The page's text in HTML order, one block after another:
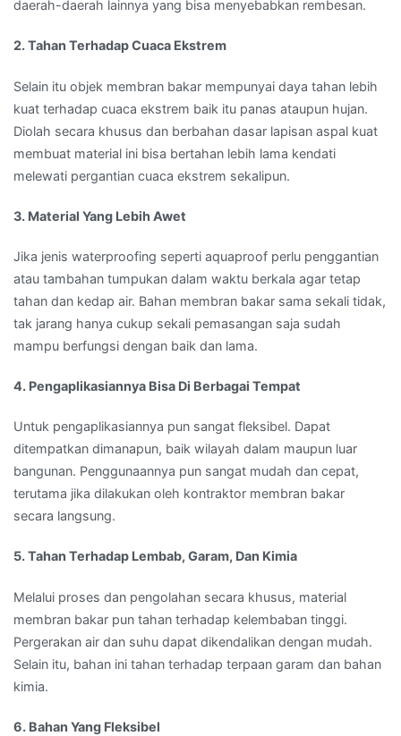
daerah-daerah lainnya yang bisa menyebabkan rembesan.
2. Tahan Terhadap Cuaca Ekstrem
Selain itu objek membran bakar mempunyai daya tahan lebih
kuat terhadap cuaca ekstrem baik itu panas ataupun hujan.
Diolah secara khusus dan berbahan dasar lapisan aspal kuat
membuat material ini bisa bertahan lebih lama kendati
melewati pergantian cuaca ekstrem sekalipun.
3. Material Yang Lebih Awet
Jika jenis waterproofing seperti aquaproof perlu penggantian
atau tambahan tumpukan dalam waktu berkala agar tetap
tahan dan kedap air. Bahan membran bakar sama sekali tidak,
tak jarang hanya cukup sekali pemasangan saja sudah
mampu berfungsi dengan baik dan lama.
4. Pengaplikasiannya Bisa Di Berbagai Tempat
Untuk pengaplikasiannya pun sangat fleksibel. Dapat
ditempatkan dimanapun, baik wilayah dalam maupun luar
bangunan. Penggunaannya pun sangat mudah dan cepat,
terutama jika dilakukan oleh kontraktor membran bakar
secara langsung.
5. Tahan Terhadap Lembab, Garam, Dan Kimia
Melalui proses dan pengolahan secara khusus, material
membran bakar pun tahan terhadap kelembaban tinggi.
Pergerakan air dan suhu dapat dikendalikan dengan mudah.
Selain itu, bahan ini tahan terhadap terpaan garam dan bahan
kimia.
6. Bahan Yang Fleksibel